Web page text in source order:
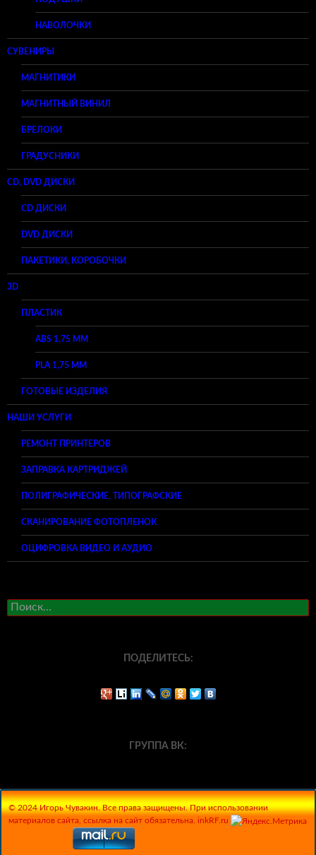
НАВОЛОЧКИ
СУВЕНИРЫ
МАГНИТИКИ
МАГНИТНЫЙ ВИНИЛ
БРЕЛОКИ
ГРАДУСНИКИ
CD, DVD ДИСКИ
CD ДИСКИ
DVD ДИСКИ
ПАКЕТИКИ, КОРОБОЧКИ
3D
ПЛАСТИК
ABS 1,75 ММ
PLA 1,75 ММ
ГОТОВЫЕ ИЗДЕЛИЯ
НАШИ УСЛУГИ
РЕМОНТ ПРИНТЕРОВ
ЗАПРАВКА КАРТРИДЖЕЙ
ПОЛИГРАФИЧЕСКИЕ, ТИПОГРАФСКИЕ
СКАНИРОВАНИЕ ФОТОПЛЕНОК
ОЦИФРОВКА ВИДЕО И АУДИО
Найти:
ПОДЕЛИТЕСЬ:
ГРУППА ВК:
© 2024 Игорь Чувакин. Все права защищены. При использовании
материалов сайта, ссылка на сайт обязательна. inkRF.ru